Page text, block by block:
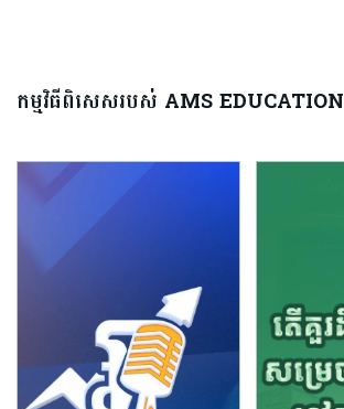
កម្មវិធីពិសេសរបស់ AMS EDUCATION